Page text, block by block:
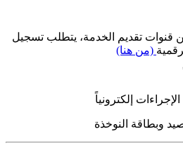
قنوات تقديم الخدمة، يتطلب تسجيل
(من هنا)
إلكترونياً
وبطاقة النوخذة